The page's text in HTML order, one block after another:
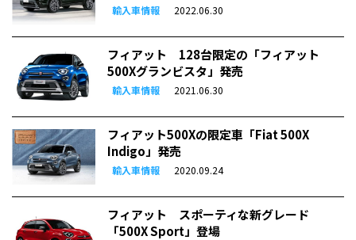
輸入車情報 2022.06.30
フィアット 128台限定の「フィアット
500Xグランビスタ」発売
輸入車情報 2021.06.30
フィアット500Xの限定車「Fiat 500X
Indigo」発売
輸入車情報 2020.09.24
フィアット スポーティな新グレード
「500X Sport」登場